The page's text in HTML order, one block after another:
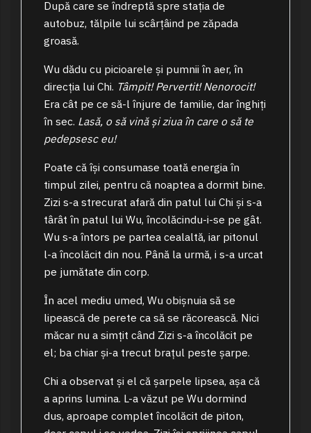
După care se îndreptă spre stația de
autobuz, tălpile lui scârțâind pe zăpada
groasă.
Wu dădu cu picioarele și pumnii în aer, în
direcția lui Chi. Tâmpit! Pervertit! Nenorocit!
Era cât pe ce să-l înjure de familie, dar înghiți
în sec. Lasă, o să vină și ziua în care o să te
pedepsesc eu!
Poate că își consumase toată energia în
timpul zilei, pentru că noaptea a dormit bine.
Zizi s-a strecurat afară din patul lui Chi și s-a
târât în patul lui Wu, încolăcindu-i-se pe gât.
Wu s-a întors pe partea cealaltă, iar pitonul
l-a încolăcit din nou. Până la urmă, i s-a urcat
pe jumătate din corp.
În acel mediu umed, Wu obișnuia să se
lipească de perete ca să se răcorească. Nici
măcar nu a simțit când Zizi s-a încolăcit pe
el; ba chiar și-a trecut brațul peste șarpe.
Chi a observat și el că șarpele lipsea, așa că
a aprins lumina. L-a văzut pe Wu dormind
dus, aproape complet încolăcit de piton,